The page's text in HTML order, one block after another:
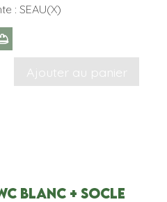
: SEAU(X)
Ajouter au panier
BLANC + SOCLE